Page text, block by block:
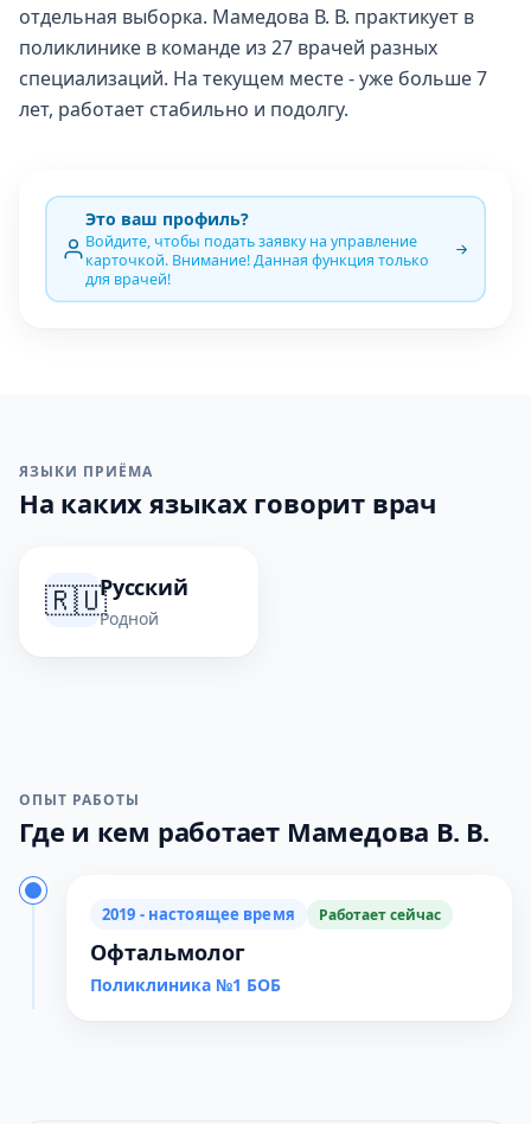
отдельная выборка. Мамедова В. В. практикует в
поликлинике в команде из 27 врачей разных
специализаций. На текущем месте - уже больше 7
лет, работает стабильно и подолгу.
Это ваш профиль?
Войдите, чтобы подать заявку на управление
карточкой. Внимание! Данная функция только
для врачей!
ЯЗЫКИ ПРИЁМА
На каких языках говорит врач
🇷🇺Русский
Родной
ОПЫТ РАБОТЫ
Где и кем работает Мамедова В. В.
2019 - настоящее время Работает сейчас
Офтальмолог
Поликлиника №1 БОБ